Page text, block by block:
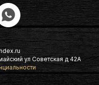
ул Советская д 42А